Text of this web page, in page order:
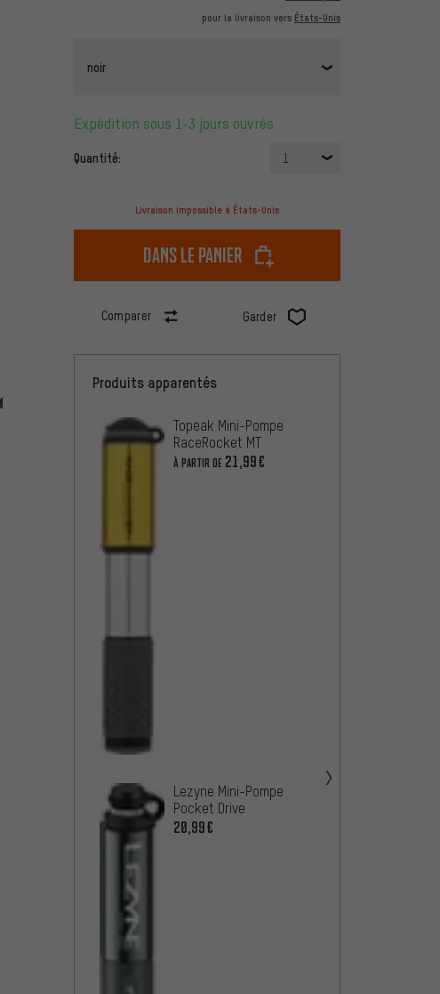
pour la livraison vers États-Unis
noir
Expédition sous 1-3 jours ouvrés
Quantité: 1
Livraison impossible à États-Unis
dans le panier
Comparer Garder
Produits apparentés
Topeak Mini-Pompe
RaceRocket MT
À PARTIR DE 21,99€
Lezyne Mini-Pompe
Pocket Drive
20,99€